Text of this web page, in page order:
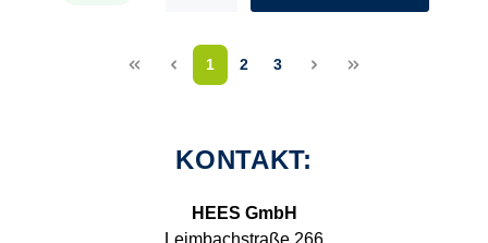
<< < 1 2 3 > >>
KONTAKT:
HEES GmbH
Leimbachstraße 266